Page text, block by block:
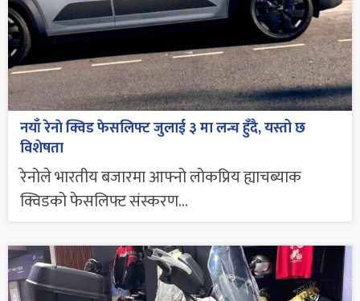
नयाँ रेनाे क्विड फेसलिफ्ट जुलाई ३ मा लन्च हुँदै, यस्तो छ
विशेषता
रेनोले भारतीय बजारमा आफ्नो लोकप्रिय ह्याचब्याक
क्विडको फेसलिफ्ट संस्करण...